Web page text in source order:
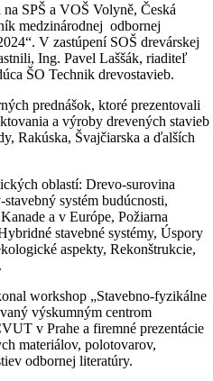
SPŠ a VOŠ Volyně, Česká
medzinárodnej odbornej
V zastúpení SOŠ drevárskej
Ing. Pavel Laššák, riaditeľ
ŠO Technik drevostavieb.
prednášok, ktoré prezentovali
a výroby drevených stavieb
Rakúska, Švajčiarska a ďalších
oblastí: Drevo-surovina
systém budúcnosti,
a v Európe, Požiarna
stavebné systémy, Úspory
aspekty, Rekonštrukcie,
workshop „Stavebno-fyzikálne
výskumným centrom
v Prahe a firemné prezentácie
materiálov, polotovarov,
odbornej literatúry.